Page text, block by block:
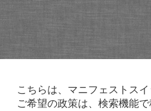
こちらは、マニフェストス
ご希望の政策は、検索機能